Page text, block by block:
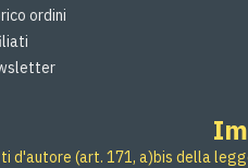
ordini
(art. 171, a)bis della